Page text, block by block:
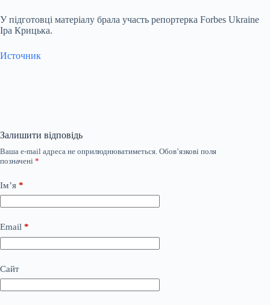
У підготовці матеріалу брала участь репортерка Forbes Ukraine
Іра Крицька.
Источник
Залишити відповідь
Ваша e-mail адреса не оприлюднюватиметься. Обов’язкові поля
позначені *
Ім’я *
Email *
Сайт